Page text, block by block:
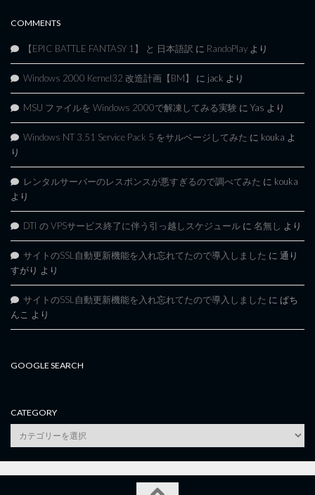
COMMENTS
【EPIC BATTLE FANTASY 1】 と 日本語訳 に RandoPlay より
Windows 2000 Kernel32 改造計画【BM】 に jack より
MSU ファイルを Windows 2000で解凍してみる実験 に Yas より
Windows NT 3.51 Service Pack 5 をサルベージしてみた に kouka よ
り
レンタルサーバーのレスポンスが悪すぎるので調べてみた に kouka
より
DTI の VPSサービス終了に伴う引っ越しスケジュール に 名無し より
サイトのSSL自動更新機能を入れ忘れてたので導入しました に 通り
すがり より
サイトのSSL自動更新機能を入れ忘れてたので導入しました に ぱち
んこ より
GOOGLE SEARCH
CATEGORY
category